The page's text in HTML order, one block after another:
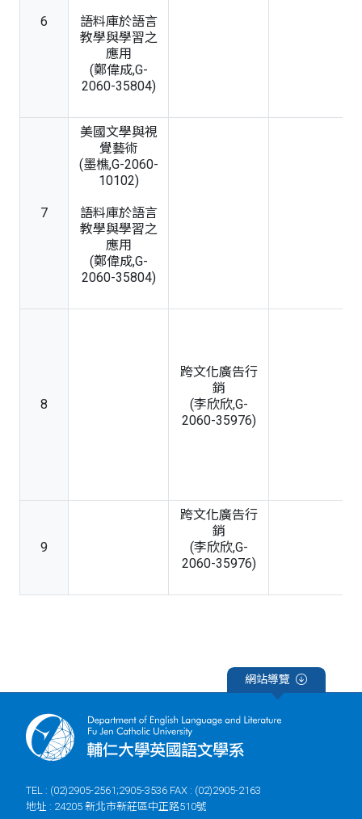
6
語料庫於語言
教學與學習之
應用
(鄭偉成,G-
2060-35804)
7
美國文學與視
覺藝術
(墨樵,G-2060-
10102)
語料庫於語言
教學與學習之
應用
(鄭偉成,G-
2060-35804)
8
跨文化廣告行
銷
(李欣欣,G-
2060-35976)
9
跨文化廣告行
銷
(李欣欣,G-
2060-35976)
網站導覽
TEL : (02)2905-2561;2905-3536 FAX : (02)2905-2163
地址 : 24205 新北市新莊區中正路510號